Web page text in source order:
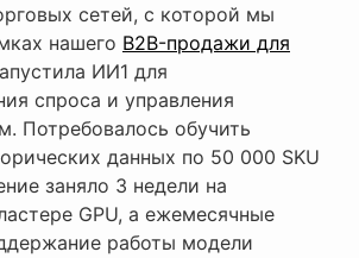
сетей, с которой мы
нашего B2B-продажи для
ИИ1 для
спроса и управления
Потребовалось обучить
данных по 50 000 SKU
заняло 3 недели на
GPU, а ежемесячные
работы модели